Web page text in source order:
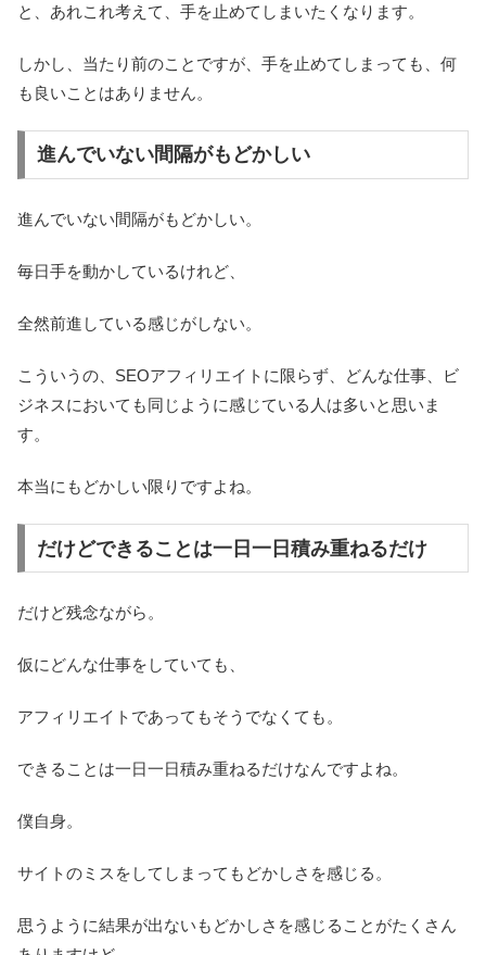
と、あれこれ考えて、手を止めてしまいたくなります。
しかし、当たり前のことですが、手を止めてしまっても、何
も良いことはありません。
進んでいない間隔がもどかしい
進んでいない間隔がもどかしい。
毎日手を動かしているけれど、
全然前進している感じがしない。
こういうの、SEOアフィリエイトに限らず、どんな仕事、ビ
ジネスにおいても同じように感じている人は多いと思いま
す。
本当にもどかしい限りですよね。
だけどできることは一日一日積み重ねるだけ
だけど残念ながら。
仮にどんな仕事をしていても、
アフィリエイトであってもそうでなくても。
できることは一日一日積み重ねるだけなんですよね。
僕自身。
サイトのミスをしてしまってもどかしさを感じる。
思うように結果が出ないもどかしさを感じることがたくさん